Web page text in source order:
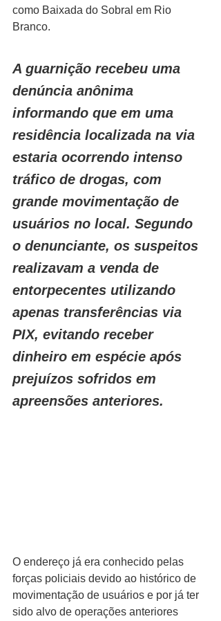
como Baixada do Sobral em Rio
Branco.
A guarnição recebeu uma
denúncia anônima
informando que em uma
residência localizada na via
estaria ocorrendo intenso
tráfico de drogas, com
grande movimentação de
usuários no local. Segundo
o denunciante, os suspeitos
realizavam a venda de
entorpecentes utilizando
apenas transferências via
PIX, evitando receber
dinheiro em espécie após
prejuízos sofridos em
apreensões anteriores.
O endereço já era conhecido pelas
forças policiais devido ao histórico de
movimentação de usuários e por já ter
sido alvo de operações anteriores